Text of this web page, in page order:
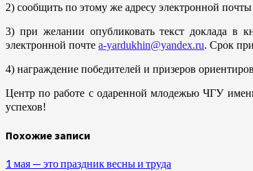
2) сообщить по этому же адресу электронной
3) при желании опубликовать текст доклада в
электронной почте a-yardukhin@yandex.ru. Срок
4) награждение победителей и призеров
Центр по работе с одаренной млодежью ЧГУ
успехов!
Похожие записи
1 мая — это праздник весны и труда